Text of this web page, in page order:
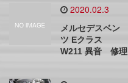
2020.02.3
メルセデスベン
ツ Eクラス
W211 異音 修理